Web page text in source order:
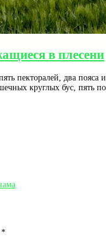
в плесени
пекторалей, два
круглых бус, пять
*